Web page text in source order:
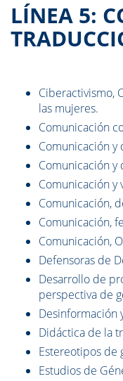
LÍNEA 5:
Ciberactivismo,
las mujeres.
Comunicación
Comunicación y
Comunicación y
Comunicación y
Comunicación,
Comunicación,
Comunicación,
Defensoras de
Desarrollo de
perspectiva de
Desinformación
Didáctica de la
Estereotipos de
Estudios de